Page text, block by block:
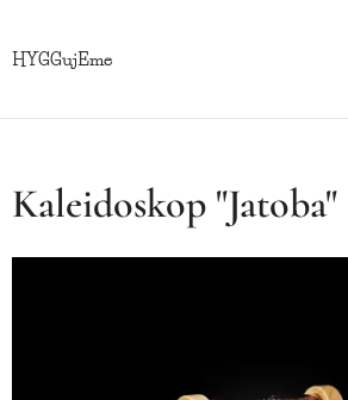
HYGGujEme
Kaleidoskop "Jatoba"